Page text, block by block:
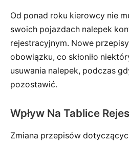
Od ponad roku kierowcy nie
swoich pojazdach nalepek
rejestracyjnym. Nowe
obowiązku, co skłoniło
usuwania nalepek, podczas
pozostawić.
Wpływ Na Tablice
Zmiana przepisów